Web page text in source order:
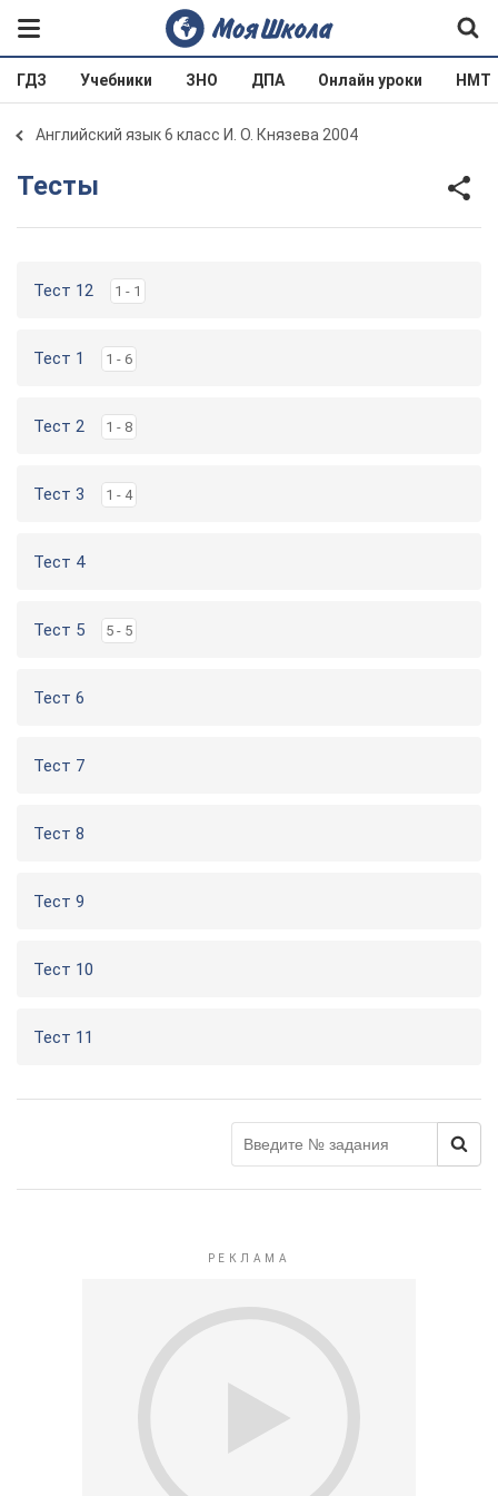
ГДЗ Учебники ЗНО ДПА Онлайн уроки НМТ
Английский язык 6 класс И. О. Князева 2004
Тесты
Тест 12 1 - 1
Тест 1 1 - 6
Тест 2 1 - 8
Тест 3 1 - 4
Тест 4
Тест 5 5 - 5
Тест 6
Тест 7
Тест 8
Тест 9
Тест 10
Тест 11